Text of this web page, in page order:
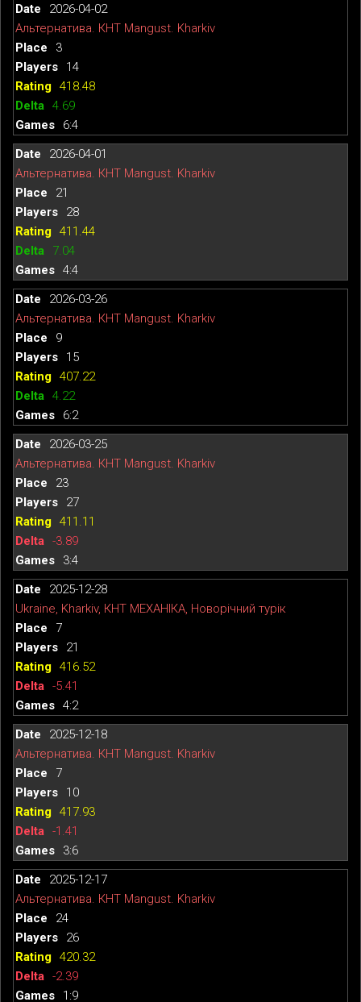
2026-04-02
Альтернатива. КНТ Mangust. Kharkiv
3
14
418.48
4.69
6:4
2026-04-01
Альтернатива. КНТ Mangust. Kharkiv
21
28
411.44
7.04
4:4
2026-03-26
Альтернатива. КНТ Mangust. Kharkiv
9
15
407.22
4.22
6:2
2026-03-25
Альтернатива. КНТ Mangust. Kharkiv
23
27
411.11
-3.89
3:4
2025-12-28
Ukraine, Kharkiv, КНТ МЕХАНІКА, Новорічний турік
7
21
416.52
-5.41
4:2
2025-12-18
Альтернатива. КНТ Mangust. Kharkiv
7
10
417.93
-1.41
3:6
2025-12-17
Альтернатива. КНТ Mangust. Kharkiv
24
26
420.32
-2.39
1:9